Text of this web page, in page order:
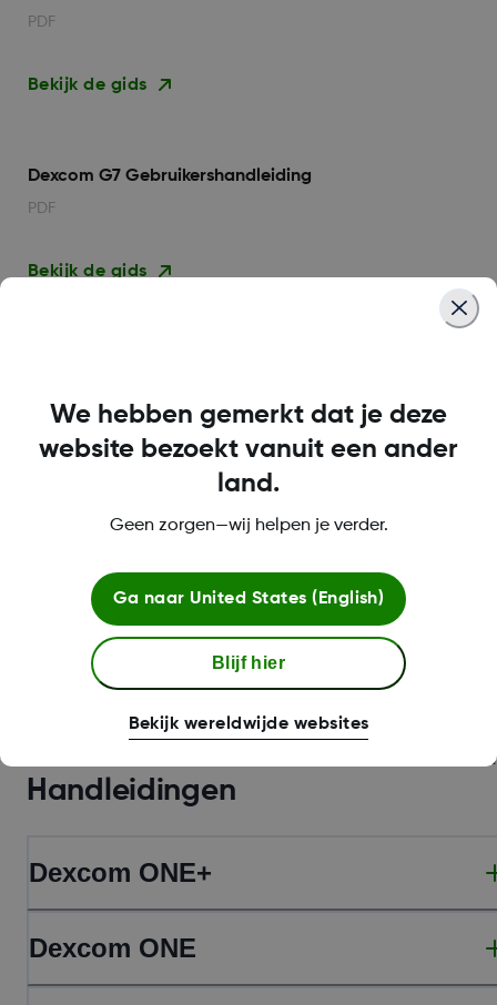
PDF
Bekijk de gids
Dexcom G7 Gebruikershandleiding
PDF
Bekijk de gids
PDF
Eerdere versies van Downloads
Handleidingen
Dexcom ONE+
Dexcom ONE
We hebben gemerkt dat je deze
website bezoekt vanuit een ander
land.
Geen zorgen—wij helpen je verder.
Ga naar United States (English)
Blijf hier
Bekijk wereldwijde websites